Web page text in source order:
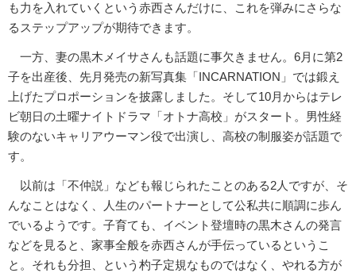
も力を入れていくという赤西さんだけに、これを弾みにさらな
るステップアップが期待できます。
一方、妻の黒木メイサさんも話題に事欠きません。6月に第2
子を出産後、先月発売の新写真集「INCARNATION」では鍛え
上げたプロポーションを披露しました。そして10月からはテレ
ビ朝日の土曜ナイトドラマ「オトナ高校」がスタート。男性経
験のないキャリアウーマン役で出演し、高校の制服姿が話題で
す。
以前は「不仲説」なども報じられたことのある2人ですが、そ
んなことはなく、人生のパートナーとして公私共に順調に歩ん
でいるようです。子育ても、イベント登壇時の黒木さんの発言
などを見ると、家事全般を赤西さんが手伝っているというこ
と。それも分担、という杓子定規なものではなく、やれる方が